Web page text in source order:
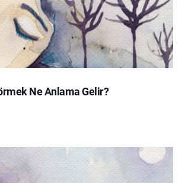
Ne Anlama Gelir?